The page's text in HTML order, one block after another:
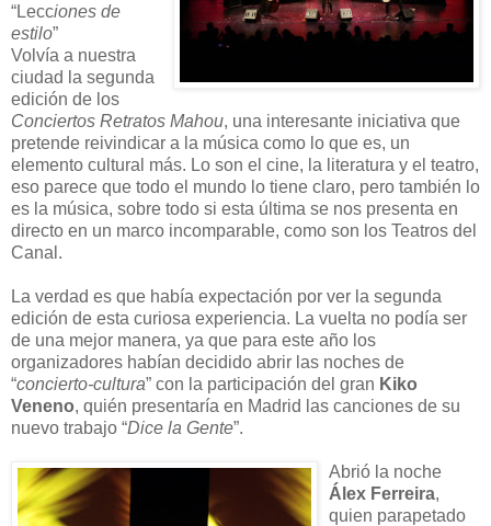
“Lecciones de
estilo”
Volvía a nuestra
ciudad la segunda
edición de los
Conciertos Retratos Mahou, una interesante iniciativa que
pretende reivindicar a la música como lo que es, un
elemento cultural más. Lo son el cine, la literatura y el teatro,
eso parece que todo el mundo lo tiene claro, pero también lo
es la música, sobre todo si esta última se nos presenta en
directo en un marco incomparable, como son los Teatros del
Canal.
La verdad es que había expectación por ver la segunda
edición de esta curiosa experiencia. La vuelta no podía ser
de una mejor manera, ya que para este año los
organizadores habían decidido abrir las noches de
“concierto-cultura” con la participación del gran Kiko
Veneno, quién presentaría en Madrid las canciones de su
nuevo trabajo “Dice la Gente”.
Abrió la noche
Álex Ferreira,
quien parapetado